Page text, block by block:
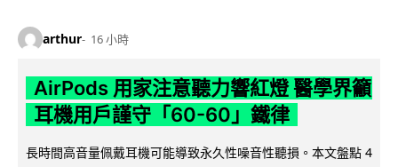
arthur 16 小時
AirPods 用家注意聽力響紅燈 醫學界籲
耳機用戶謹守「60-60」鐵律
長時間高音量佩戴耳機可能導致永久性噪音性聽損。本文盤點 4